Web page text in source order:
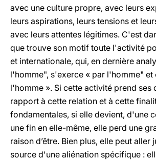
avec une culture propre, avec leurs
leurs aspirations, leurs tensions et
avec leurs attentes légitimes. C'est
que trouve son motif toute l'activité
et internationale, qui, en dernière
l'homme", s'exerce « par l'homme" et
l'homme ». Si cette activité prend ses
rapport à cette relation et à cette
fondamentales, si elle devient, d'une
une fin en elle-même, elle perd une
raison d’être. Bien plus, elle peut aller
source d'une aliénation spécifique :